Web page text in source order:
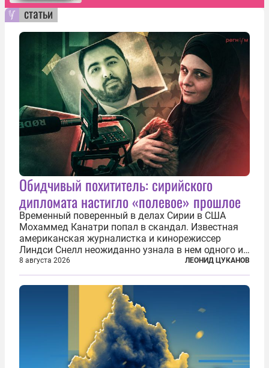
статьи
Обидчивый похититель: сирийского
дипломата настигло «полевое» прошлое
Временный поверенный в делах Сирии в США
Мохаммед Канатри попал в скандал. Известная
американская журналистка и кинорежиссер
Линдси Снелл неожиданно узнала в нем одного из
бандитов, похитивших ее в сирийском Алеппо в
2016 году. Журналистка убеждена, что Канатри, в
то время известный под подпольным...
8 августа 2026 ЛЕОНИД ЦУКАНОВ